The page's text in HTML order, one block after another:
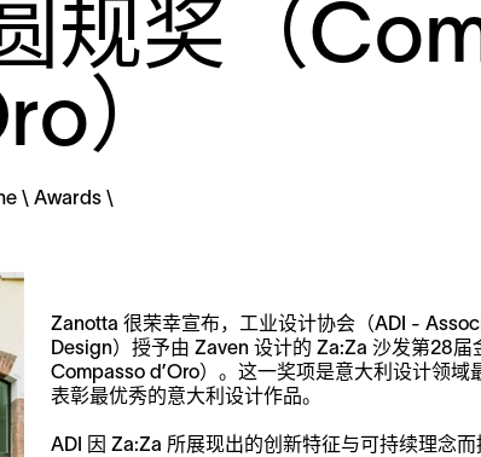
规奖（
）
Awards
Zanotta 很荣幸宣布，工业设计协会（ADI -
Design）授予由 Zaven 设计的 Za:Za 沙发第28届
Compasso d’Oro）。这一奖项是意大利设计领域
表彰最优秀的意大利设计作品。
ADI 因 Za:Za 所展现出的创新特征与可持续理念